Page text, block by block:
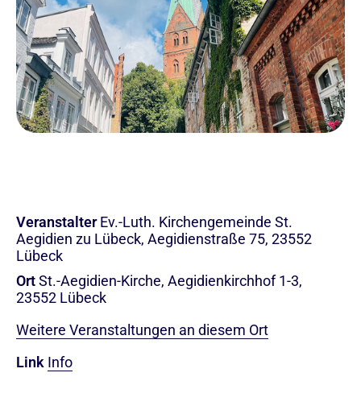
Veranstalter Ev.-Luth. Kirchengemeinde St.
Aegidien zu Lübeck, Aegidienstraße 75, 23552
Lübeck
OrtSt.-Aegidien-Kirche, Aegidienkirchhof 1-3,
23552 Lübeck
Weitere Veranstaltungen an diesem Ort
Link Info